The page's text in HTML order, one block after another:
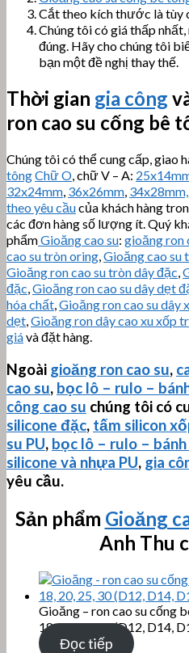
Cắt theo kích thước là tùy
Chúng tôi có giá thấp
đúng. Hãy cho chúng tôi
bạn một đề nghị thay thế.
Thời gian gia công
ron cao su cống bê
Chúng tôi có thể cung cấp, giao
tôngChữ O, chữ V – A:
32x24mm, 36x26mm,
theo yêu cầucủa khách hàng
các đơn hàng số lượng ít. Quý
phẩmGioăng cao su: gioăng ron
cao su tròn oring,Gioăng cao su
Gioăng ron cao su tròn dây đặc,
đặc,Gioăng ron cao su dây dẹt
hóa chất,Gioăng ron cao su dây
dẹt,Gioăng ron dây cao xu xốp
giávà đặt hàng.
Ngoài gioăng ron cao su,
cao su, bọc lô – rulo –
công cao su chúng tôi có
silicone đặc, tấm silicon
su PU, bọc lô – rulo –
silicone và nhựa PU, gia
yêu cầu.
Sản phẩm Gioăng
Anh Thu
Gioăng – ron cao su cống
18, 20, 25, 30 (D12, D14,
Đọc tiếp